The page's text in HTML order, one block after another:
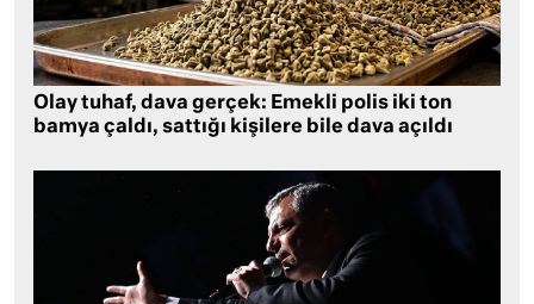
Olay tuhaf, dava gerçek: Emekli polis iki ton
bamya çaldı, sattığı kişilere bile dava açıldı